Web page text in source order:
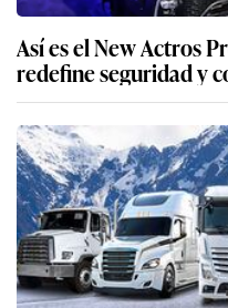
Así es el New Actros
redefine seguridad y